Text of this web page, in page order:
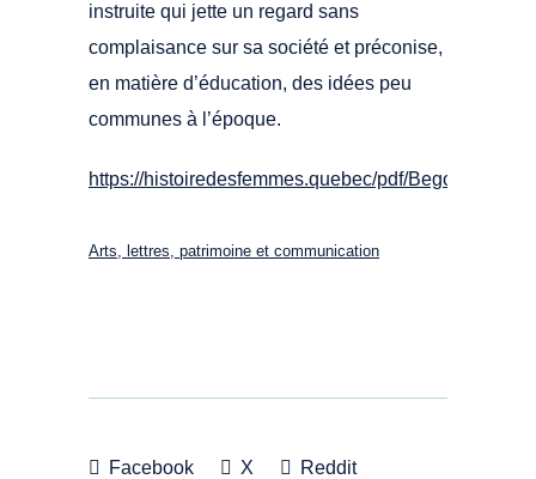
instruite qui jette un regard sans
complaisance sur sa société et préconise,
en matière d’éducation, des idées peu
communes à l’époque.
https://histoiredesfemmes.quebec/pdf/Begon.pdf
Arts, lettres, patrimoine et communication
Facebook X Reddit